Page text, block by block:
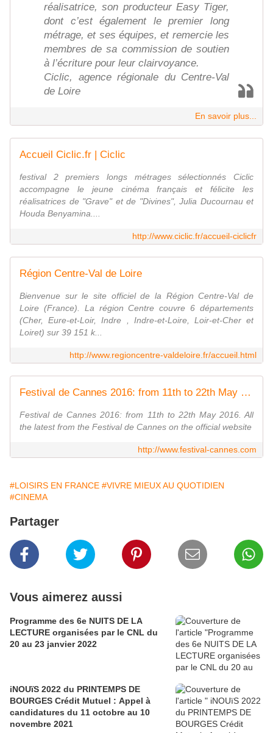
réalisatrice, son producteur Easy Tiger,
dont c’est également le premier long
métrage, et ses équipes, et remercie les
membres de sa commission de soutien
à l’écriture pour leur clairvoyance.
Ciclic, agence régionale du Centre-Val
de Loire
En savoir plus...
Accueil Ciclic.fr | Ciclic
festival 2 premiers longs métrages sélectionnés Ciclic
accompagne le jeune cinéma français et félicite les
réalisatrices de "Grave" et de "Divines", Julia Ducournau et
Houda Benyamina....
http://www.ciclic.fr/accueil-ciclicfr
Région Centre-Val de Loire
Bienvenue sur le site officiel de la Région Centre-Val de
Loire (France). La région Centre couvre 6 départements
(Cher, Eure-et-Loir, Indre , Indre-et-Loire, Loir-et-Cher et
Loiret) sur 39 151 k...
http://www.regioncentre-valdeloire.fr/accueil.html
Festival de Cannes 2016: from 11th to 22th May 2016
Festival de Cannes 2016: from 11th to 22th May 2016. All
the latest from the Festival de Cannes on the official website
http://www.festival-cannes.com
#LOISIRS EN FRANCE #VIVRE MIEUX AU QUOTIDIEN
#CINEMA
Partager
Vous aimerez aussi
Programme des 6e NUITS DE LA
LECTURE organisées par le CNL du
20 au 23 janvier 2022
iNOUïS 2022 du PRINTEMPS DE
BOURGES Crédit Mutuel : Appel à
candidatures du 11 octobre au 10
novembre 2021